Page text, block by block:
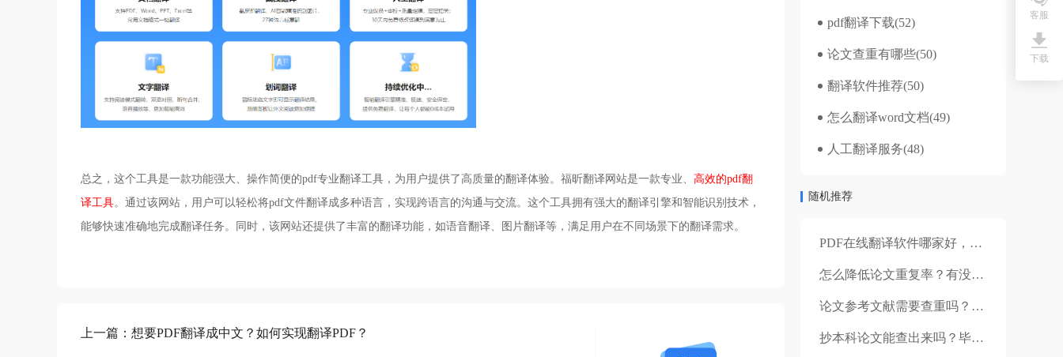
总之，这个工具是一款功能强大、操作简便的pdf专业翻译工具，为用户提供了高质量的翻译体验。福昕翻译网站是一款专业、 高效的pdf翻
译工具。通过该网站，用户可以轻松将pdf文件翻译成多种语言，实现跨语言的沟通与交流。这个工具拥有强大的翻译引擎和智能识别技术，
能够快速准确地完成翻译任务。同时，该网站还提供了丰富的翻译功能，如语音翻译、图片翻译等，满足用户在不同场景下的翻译需求。
上一篇： 想要PDF翻译成中文？如何实现翻译PDF？
pdf翻译下载(52)
论文查重有哪些(50)
翻译软件推荐(50)
怎么翻译word文档(49)
人工翻译服务(48)
随机推荐
PDF在线翻译软件哪家好，福昕翻译错不了
怎么降低论文重复率？有没有靠谱的外语论文查重软件？
论文参考文献需要查重吗？论文检测软件免费的有哪些？
抄本科论文能查出来吗？毕业论文该怎么写？
客服
下载